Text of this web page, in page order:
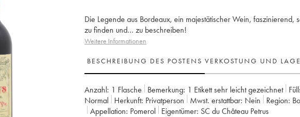
Die Legende aus Bordeaux, ein majestätischer Wein, faszinierend,
zu finden und... zu beschreiben!
Weitere Informationen
BESCHREIBUNG DES POSTENS VERKOSTUNG UND
Anzahl: 1 Flasche Bemerkung: 1 Etikett sehr leicht gezeichnet
Normal
Herkunft: privatperson Mwst. erstattbar: nein Region:
Appellation: Pomerol Eigentümer: SC du Château Petrus